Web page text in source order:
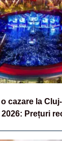
cazare la
Prețuri